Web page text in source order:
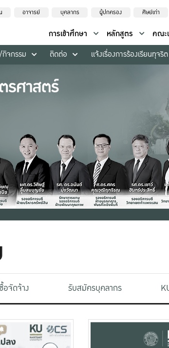
อาจารย์ บุคลากร ผู้ปกครอง ศิษย์เก่า
การเข้าศึกษา หลักสูตร
คณะ
กิจกรรม ติดต่อ แจ้งเรื่องการร้องเรียนทุจริต
อจัดจ้าง รับสมัครบุคลากร